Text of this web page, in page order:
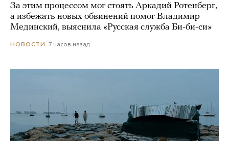
За этим процессом мог стоять Аркадий Ротенберг,
а избежать новых обвинений помог Владимир
Мединский, выяснила «Русская служба Би-би-си»
НОВОСТИ 7 часов назад